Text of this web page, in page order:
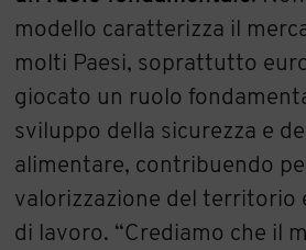
modello caratterizza il
molti Paesi, soprattutto
giocato un ruolo
sviluppo della sicurezza e
alimentare, contribuendo
valorizzazione del territorio
di lavoro. “Crediamo che il